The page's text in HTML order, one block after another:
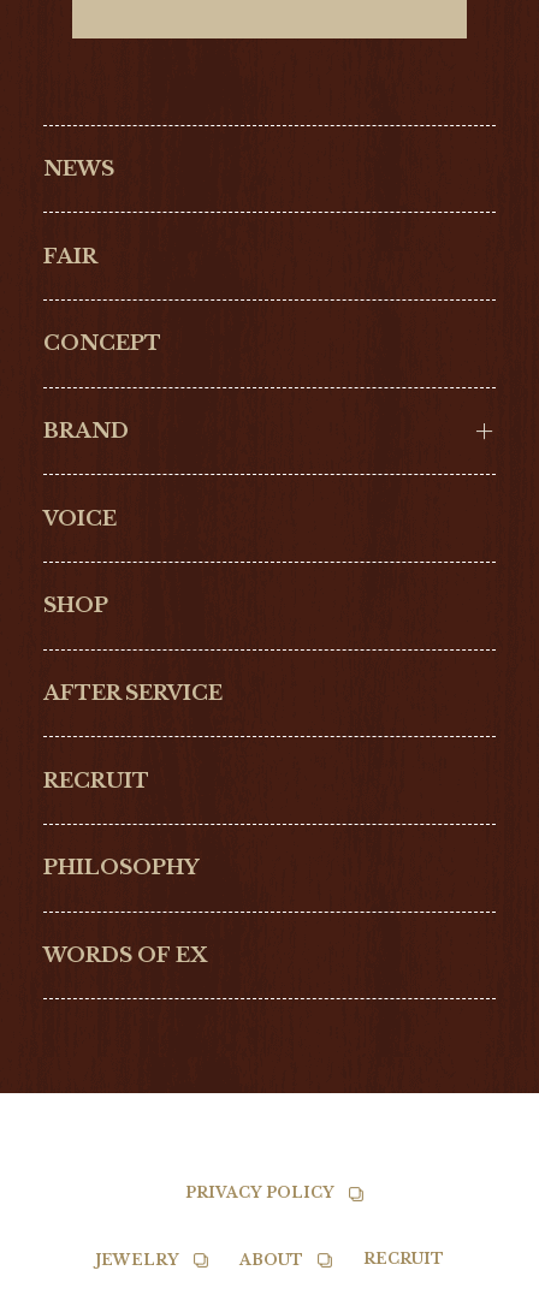
NEWS
FAIR
CONCEPT
BRAND
Cartier
ZENITH
ULYSSE NARDIN
NORQAIN
VOICE
SHOP
AFTER SERVICE
RECRUIT
PHILOSOPHY
WORDS OF EX
PRIVACY POLICY
JEWELRY ABOUT RECRUIT